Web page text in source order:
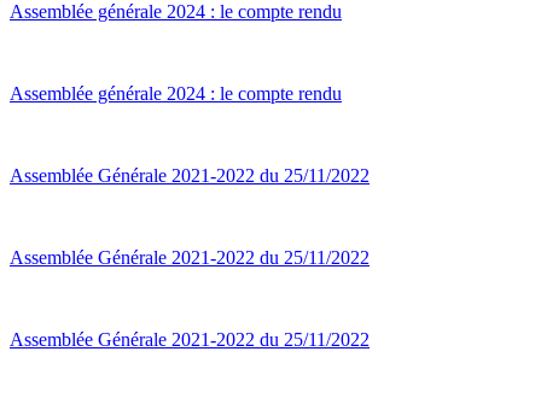
Assemblée générale 2024 : le compte rendu
Assemblée générale 2024 : le compte rendu
Assemblée Générale 2021-2022 du 25/11/2022
Assemblée Générale 2021-2022 du 25/11/2022
Assemblée Générale 2021-2022 du 25/11/2022